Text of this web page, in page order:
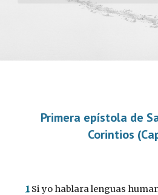
Primera epístola de
Corintios
1 Si yo hablara lenguas